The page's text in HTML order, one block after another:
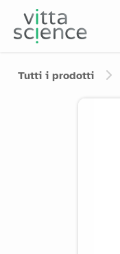
Tutti i prodotti